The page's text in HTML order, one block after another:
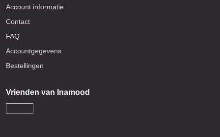
Account informatie
Contact
FAQ
Accountgegevens
Bestellingen
Vrienden van Inamood